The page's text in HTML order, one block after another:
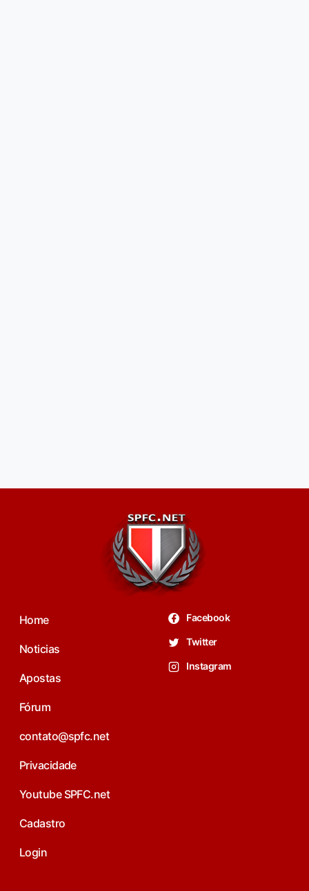
Home
Noticias
Apostas
Fórum
contato@spfc.net
Privacidade
Youtube SPFC.net
Cadastro
Login
Facebook
Twitter
Instagram